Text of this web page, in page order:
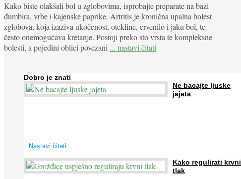
Kako biste olakšali bol u zglobovima, isprobajte preparate na bazi
đumbira, vrbe i kajenske paprike. Artritis je kronična upalna bolest
zglobova, koja izaziva ukočenost, otekline, crvenilo i jaku bol, te
često onemogućava kretanje. Postoji preko sto vrsta te kompleksne
bolesti, a pojedini oblici povezani ... nastavi čitati
Dobro je znati
Ne bacajte ljuske
jajeta
Nastavi čitati
Kako regulirati krvni
tlak